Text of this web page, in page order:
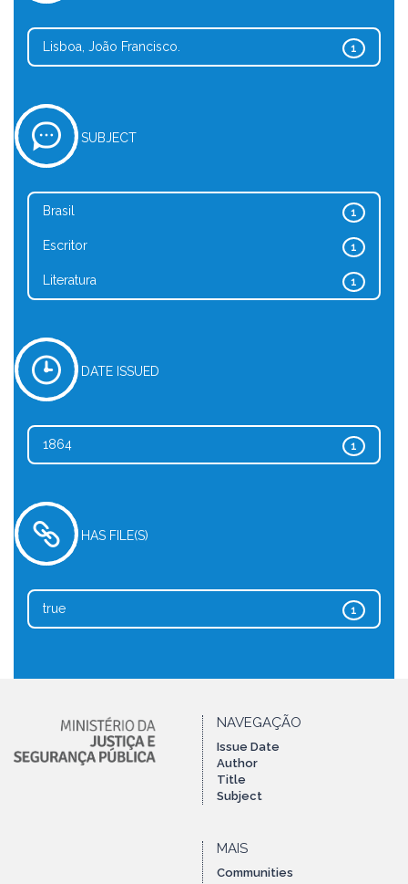
1
Lisboa, João Francisco.
SUBJECT
1
Brasil
1
Escritor
1
Literatura
DATE ISSUED
1
1864
HAS FILE(S)
1
true
NAVEGAÇÃO
Issue Date
Author
Title
Subject
MAIS
Communities